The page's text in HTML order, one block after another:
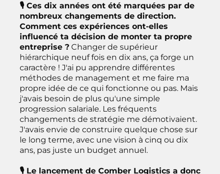
🎙 Ces dix années ont été marquées par de
nombreux changements de direction.
Comment ces expériences ont-elles
influencé ta décision de monter ta propre
entreprise ? Changer de supérieur
hiérarchique neuf fois en dix ans, ça forge un
caractère ! J'ai pu apprendre différentes
méthodes de management et me faire ma
propre idée de ce qui fonctionne ou pas. Mais
j'avais besoin de plus qu'une simple
progression salariale. Les fréquents
changements de stratégie me démotivaient.
J'avais envie de construire quelque chose sur
le long terme, avec une vision à cinq ou dix
ans, pas juste un budget annuel.
🎙 Le lancement de Comber Logistics a donc